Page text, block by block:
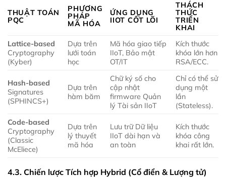
THUẬT TOÁN
PQC
PHƯƠNG
PHÁP
MÃ HÓA
ỨNG DỤNG
IIOT CỐT LÕI
THÁCH
THỨC
TRIỂN
KHAI
Lattice-based
Cryptography
(Kyber)
Dựa trên
lưới toán
học
Mã hóa giao tiếp
IIoT, Bảo mật
OT/IT
Kích thước
khóa lớn hơn
RSA/ECC.
Hash-based
Signatures
(SPHINCS+)
Dựa trên
hàm băm
Chữ ký số cho
cập nhật
firmware Quản
lý Tài sản IIoT
Chỉ có thể sử
dụng một
lần
(Stateless).
Code-based
Cryptography
(Classic
McEliece)
Dựa trên
lý thuyết
mã hóa
Lưu trữ Dữ liệu
IIoT dài hạn và
an toàn
Kích thước
khóa công
khai rất lớn.
4.3. Chiến lược Tích hợp Hybrid (Cổ điển & Lượng tử)